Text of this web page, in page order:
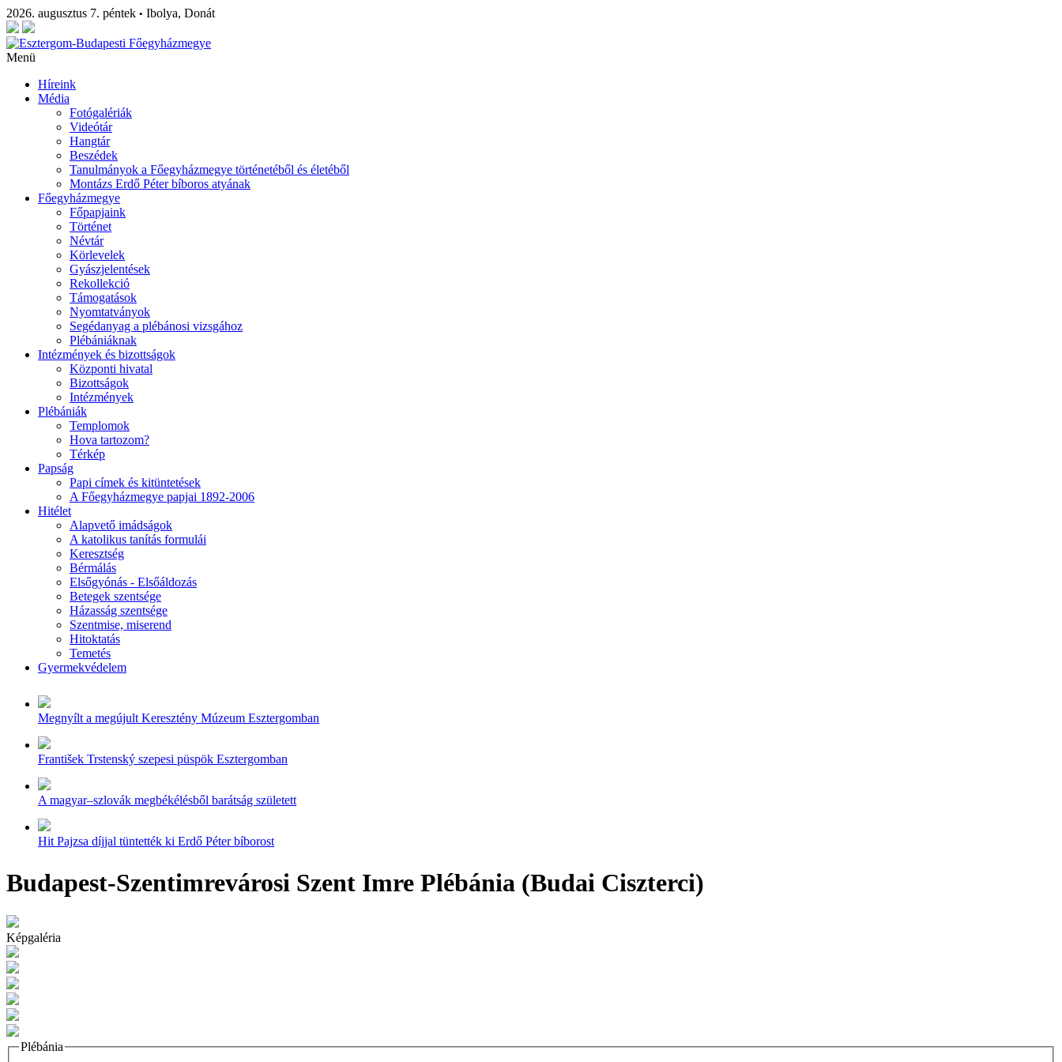
2026. augusztus 7. péntek • Ibolya, Donát
Menü
Híreink
Média
Fotógalériák
Videótár
Hangtár
Beszédek
Tanulmányok a Főegyházmegye történetéből és életéből
Montázs Erdő Péter bíboros atyának
Főegyházmegye
Főpapjaink
Történet
Névtár
Körlevelek
Gyászjelentések
Rekollekció
Támogatások
Nyomtatványok
Segédanyag a plébánosi vizsgához
Plébániáknak
Intézmények és bizottságok
Központi hivatal
Bizottságok
Intézmények
Plébániák
Templomok
Hova tartozom?
Térkép
Papság
Papi címek és kitüntetések
A Főegyházmegye papjai 1892-2006
Hitélet
Alapvető imádságok
A katolikus tanítás formulái
Keresztség
Bérmálás
Elsőgyónás - Elsőáldozás
Betegek szentsége
Házasság szentsége
Szentmise, miserend
Hitoktatás
Temetés
Gyermekvédelem
Megnyílt a megújult Keresztény Múzeum Esztergomban
František Trstenský szepesi püspök Esztergomban
A magyar–szlovák megbékélésből barátság született
Hit Pajzsa díjjal tüntették ki Erdő Péter bíborost
Budapest-Szentimrevárosi Szent Imre Plébánia (Budai Ciszterci)
Képgaléria
Plébánia